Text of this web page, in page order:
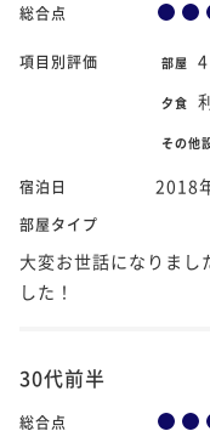
総合点
項目別評価 部屋 4
夕食
その他
宿泊日 2018
部屋タイプ
大変お世話になりまし
した！
30代前半
総合点